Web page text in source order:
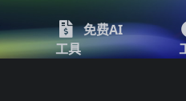
免费AI
工具